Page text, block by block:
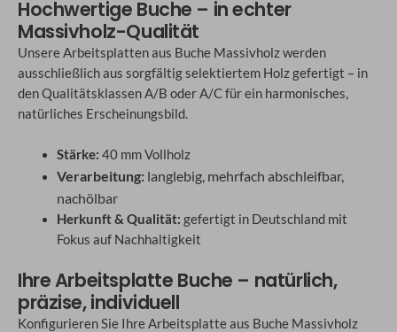
Hochwertige Buche – in echter
Massivholz-Qualität
Unsere Arbeitsplatten aus Buche Massivholz werden
ausschließlich aus sorgfältig selektiertem Holz gefertigt – in
den Qualitätsklassen A/B oder A/C für ein harmonisches,
natürliches Erscheinungsbild.
Stärke: 40 mm Vollholz
Verarbeitung:langlebig, mehrfach abschleifbar,
nachölbar
Herkunft & Qualität: gefertigt in Deutschland mit
Fokus auf Nachhaltigkeit
Ihre Arbeitsplatte Buche – natürlich,
präzise, individuell
Konfigurieren Sie Ihre Arbeitsplatte aus Buche Massivholz